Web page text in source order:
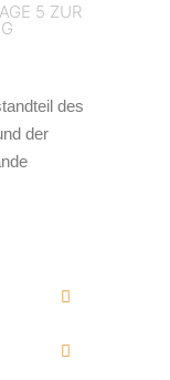
5 ZUR
des
der